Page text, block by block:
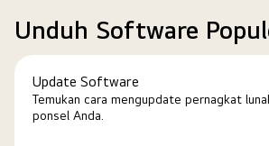
Unduh Software
Update Software
Temukan cara mengupdate pernagkat
ponsel Anda.